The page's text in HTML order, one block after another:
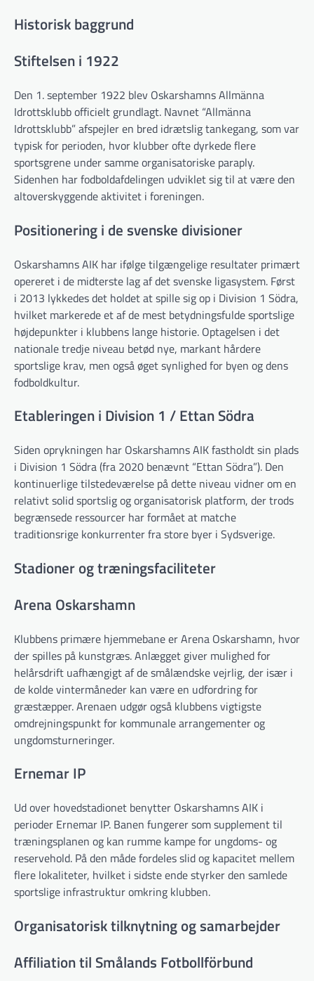
Historisk baggrund
Stiftelsen i 1922
Den 1. september 1922 blev Oskarshamns Allmänna
Idrottsklubb officielt grundlagt. Navnet “Allmänna
Idrottsklubb” afspejler en bred idrætslig tankegang, som var
typisk for perioden, hvor klubber ofte dyrkede flere
sportsgrene under samme organisatoriske paraply.
Sidenhen har fodboldafdelingen udviklet sig til at være den
altoverskyggende aktivitet i foreningen.
Positionering i de svenske divisioner
Oskarshamns AIK har ifølge tilgængelige resultater primært
opereret i de midterste lag af det svenske ligasystem. Først
i 2013 lykkedes det holdet at spille sig op i Division 1 Södra,
hvilket markerede et af de mest betydningsfulde sportslige
højdepunkter i klubbens lange historie. Optagelsen i det
nationale tredje niveau betød nye, markant hårdere
sportslige krav, men også øget synlighed for byen og dens
fodboldkultur.
Etableringen i Division 1 / Ettan Södra
Siden oprykningen har Oskarshamns AIK fastholdt sin plads
i Division 1 Södra (fra 2020 benævnt “Ettan Södra”). Den
kontinuerlige tilstedeværelse på dette niveau vidner om en
relativt solid sportslig og organisatorisk platform, der trods
begrænsede ressourcer har formået at matche
traditionsrige konkurrenter fra store byer i Sydsverige.
Stadioner og træningsfaciliteter
Arena Oskarshamn
Klubbens primære hjemmebane er Arena Oskarshamn, hvor
der spilles på kunstgræs. Anlægget giver mulighed for
helårsdrift uafhængigt af de smålændske vejrlig, der især i
de kolde vintermåneder kan være en udfordring for
græstæpper. Arenaen udgør også klubbens vigtigste
omdrejningspunkt for kommunale arrangementer og
ungdomsturneringer.
Ernemar IP
Ud over hovedstadionet benytter Oskarshamns AIK i
perioder Ernemar IP. Banen fungerer som supplement til
træningsplanen og kan rumme kampe for ungdoms- og
reservehold. På den måde fordeles slid og kapacitet mellem
flere lokaliteter, hvilket i sidste ende styrker den samlede
sportslige infrastruktur omkring klubben.
Organisatorisk tilknytning og samarbejder
Affiliation til Smålands Fotbollförbund